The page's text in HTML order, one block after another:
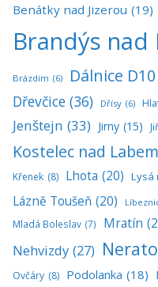
Benátky nad Jizerou (19)
Brandýs nad
Brázdim (6) Dálnice D10
Dřevčice (36) Dřísy (6)
Jenštejn (33) Jirny (15)
Kostelec nad Labem
Křenek (8) Lhota (20) Lysá
Lázně Toušeň (20)
Mladá Boleslav (7) Mratín
Nehvizdy (27)
Ovčáry (8) Podolanka (18)